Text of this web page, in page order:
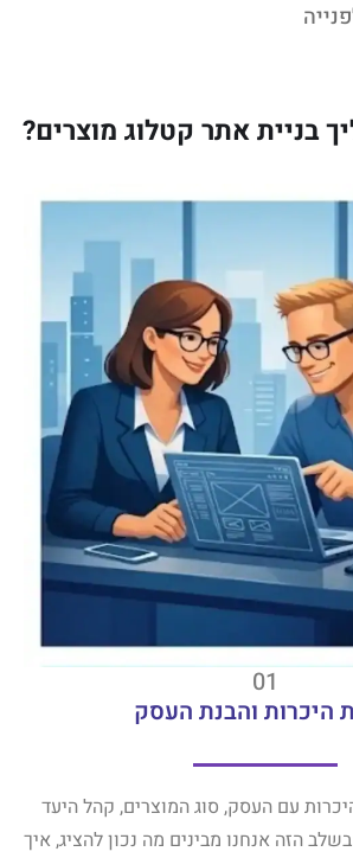
בניית אתר קטלוג מוצרים?
01
היכרות והבנת העסק
עם העסק, סוג המוצרים, קהל היעד
הזה אנחנו מבינים מה נכון להציג, איך